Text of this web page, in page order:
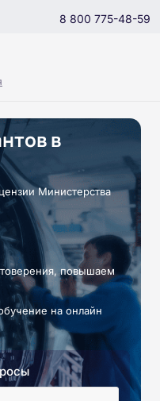
8 800 775-48-59
в
Министерства
повышаем
на онлайн